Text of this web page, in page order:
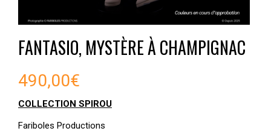
FANTASIO, MYSTÈRE À CHAMPIGNAC
490,00€
COLLECTION SPIROU
Fariboles Productions